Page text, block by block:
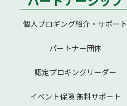
個人プロギング紹介・サポート
パートナー団体
認定プロギングリーダー
イベント保険 無料サポート